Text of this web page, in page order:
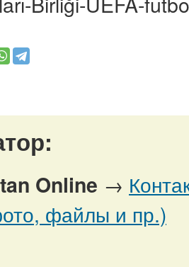
Online →
файлы и пр.)